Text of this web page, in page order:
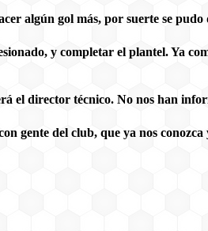
algún gol más, por suerte se pudo
y completar el plantel. Ya
el director técnico. No nos han
gente del club, que ya nos